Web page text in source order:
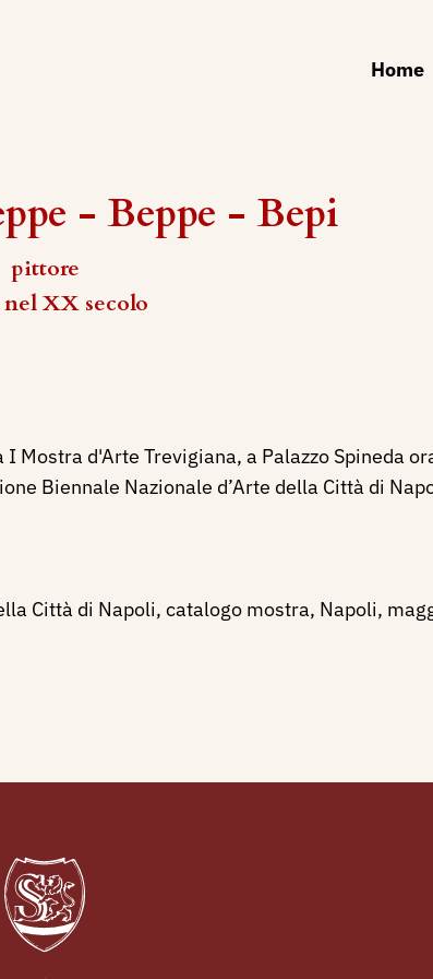
Home
- Beppe - Bepi
pittore
XX secolo
d'Arte Trevigiana, a Palazzo Spineda
Biennale Nazionale d’Arte della Città di
Città di Napoli, catalogo mostra, Napoli,